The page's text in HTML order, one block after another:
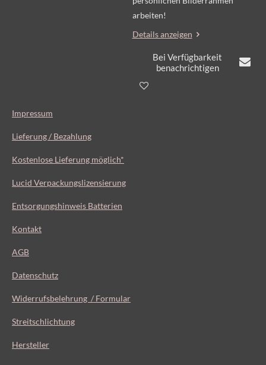
arbeiten!
Details anzeigen
Bei Verfügbarkeit
benachrichtigen
Impressum
Lieferung / Bezahlung
Kostenlose Lieferung möglich*
Lucid Verpackungslizensierung
Entsorgungshinweis Batterien
Kontakt
AGB
Datenschutz
Widerrufsbelehrung / Formular
Streitschlichtung
Hersteller